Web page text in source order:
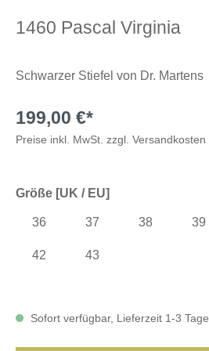
1460 Pascal Virginia
Schwarzer Stiefel von Dr. Martens
199,00 €*
Preise inkl. MwSt. zzgl. Versandkosten
Sofort verfügbar, Lieferzeit 1-3 Tage
Größe [UK / EU]
36 37 38 39
42 43